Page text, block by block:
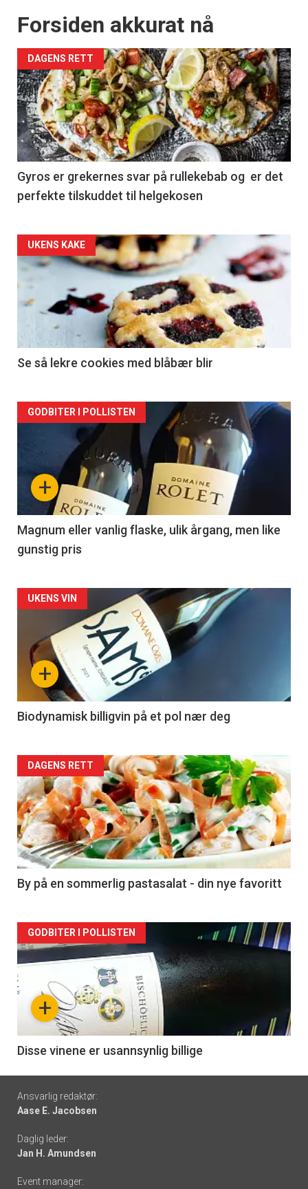
Vi tilbyr flere ukentlige nyhetsbrev. Du
tilsendt.
Registrer deg
Forsiden akkurat nå
DAGENS RETT
Gyros er grekernes svar på rullekebab og er det
perfekte tilskuddet til helgekosen
Forsiden
akkurat
nå
2
UKENS KAKE
Se så lekre cookies med blåbær blir
Forsiden
akkurat
nå
3
+
GODBITER I POLLISTEN
Magnum eller vanlig flaske, ulik årgang, men like
gunstig pris
Forsiden
akkurat
nå
4
+
UKENS VIN
Biodynamisk billigvin på et pol nær deg
Forsiden
akkurat
nå
-
5
DAGENS RETT
By på en sommerlig pastasalat - din nye favoritt
Forsiden
akkurat
nå
6
+
GODBITER I POLLISTEN
Disse vinene er usannsynlig billige
Footer
-
links
Ansvarlig redaktør:
Aase E. Jacobsen
Daglig leder:
Jan H. Amundsen
Event manager: